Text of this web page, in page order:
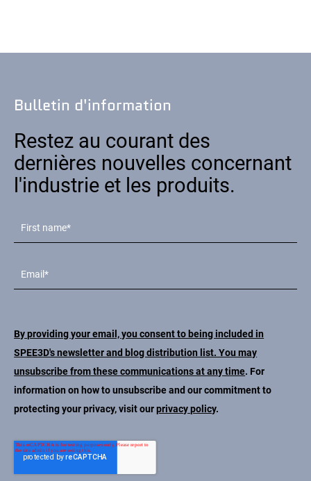
Bulletin d'information
Restez au courant des
dernières nouvelles concernant
l'industrie et les produits.
By providing your email, you consent to being included in
SPEE3D's newsletter and blog distribution list. You may
unsubscribe from these communications at any time. For
information on how to unsubscribe and our commitment to
protecting your privacy, visit ourprivacy policy.